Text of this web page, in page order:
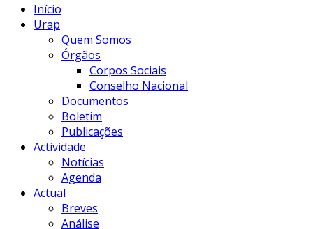
Início
Urap
Quem Somos
Órgãos
Corpos Sociais
Conselho Nacional
Documentos
Boletim
Publicações
Actividade
Notícias
Agenda
Actual
Breves
Análise